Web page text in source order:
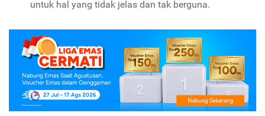
untuk hal yang tidak jelas dan tak berguna.